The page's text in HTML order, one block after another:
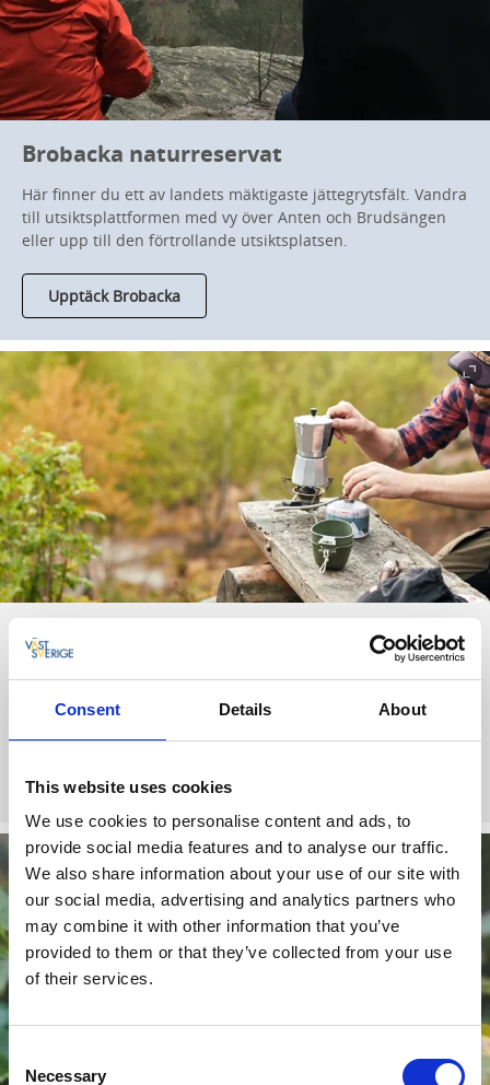
Consent Details About
This website uses cookies
We use cookies to personalise content and ads, to
provide social media features and to analyse our traffic.
We also share information about your use of our site with
our social media, advertising and analytics partners who
may combine it with other information that you’ve
provided to them or that they’ve collected from your use
of their services.
Selection
Necessary
Brobacka naturreservat
Här finner du ett av landets mäktigaste jättegrytsfält. Vandra
till utsiktsplattformen med vy över Anten och Brudsängen
eller upp till den förtrollande utsiktsplatsen.
Upptäck Brobacka
Nolhaga berg
Det här reservatet består av två berg men en klyfta kallad
"Klämma". Här får du njuta av lummig bokskog, smala
promenadstigar och en milsvid vy över staden.
Upptäck Nolhaga berg